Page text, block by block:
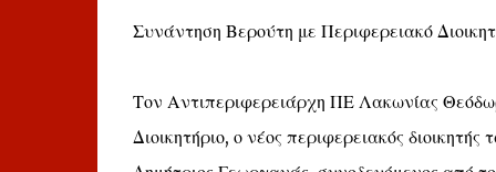
Συνάντηση Βερούτη με Περιφερειακό
Τον Αντιπεριφερειάρχη ΠΕ Λακωνίας
Διοικητήριο, ο νέος περιφερειακός